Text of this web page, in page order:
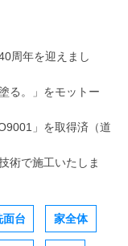
周年を迎えまし
る。」をモットー
」を取得済（道
術で施工いたしま
面台 家全体